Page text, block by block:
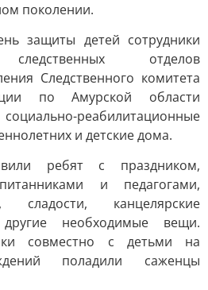
поколении.
защиты детей сотрудники
следственных отделов
Следственного комитета
по Амурской области
реабилитационные
и детские дома.
ребят с праздником,
и педагогами,
сладости, канцелярские
необходимые вещи.
совместно с детьми на
поладили саженцы